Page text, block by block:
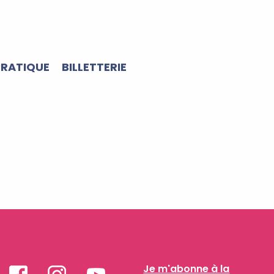
BILLETTERIE
Je m'abonne à la